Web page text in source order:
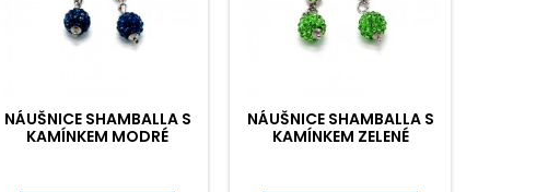
NÁUŠNICE SHAMBALLA S
KAMÍNKEM MODRÉ
NÁUŠNICE SHAMBALLA S
KAMÍNKEM ZELENÉ